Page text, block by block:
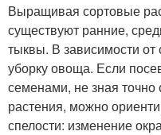
Выращивая сортовые
существуют ранние,
тыквы. В зависимости от
уборку овоща. Если
семенами, не зная
растения, можно
спелости: изменение